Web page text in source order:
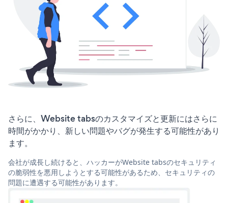
さらに、Website tabsのカスタマイズと更新にはさらに
時間がかかり、新しい問題やバグが発生する可能性があり
ます。
会社が成長し続けると、ハッカーがWebsite tabsのセキュリティ
の脆弱性を悪用しようとする可能性があるため、セキュリティの
問題に遭遇する可能性があります。